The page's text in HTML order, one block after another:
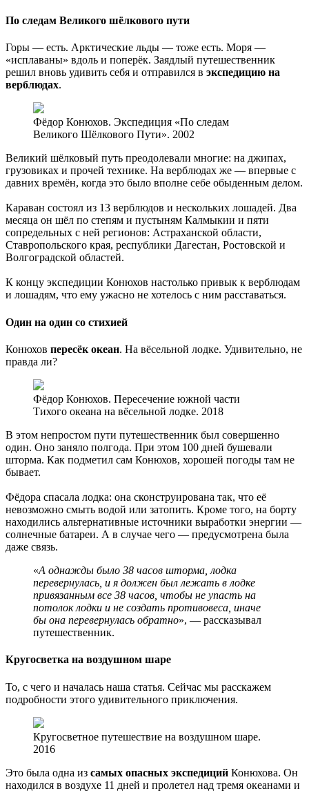
По следам Великого шёлкового пути
Горы — есть. Арктические льды — тоже есть. Моря —
«исплаваны» вдоль и поперёк. Заядлый путешественник
решил вновь удивить себя и отправился в экспедицию на
верблюдах.
Фёдор Конюхов. Экспедиция «По следам
Великого Шёлкового Пути». 2002
Великий шёлковый путь преодолевали многие: на джипах,
грузовиках и прочей технике. На верблюдах же — впервые с
давних времён, когда это было вполне себе обыденным делом.
Караван состоял из 13 верблюдов и нескольких лошадей. Два
месяца он шёл по степям и пустыням Калмыкии и пяти
сопредельных с ней регионов: Астраханской области,
Ставропольского края, республики Дагестан, Ростовской и
Волгоградской областей.
К концу экспедиции Конюхов настолько привык к верблюдам
и лошадям, что ему ужасно не хотелось с ним расставаться.
Один на один со стихией
Конюхов пересёк океан. На вёсельной лодке. Удивительно, не
правда ли?
Фёдор Конюхов. Пересечение южной части
Тихого океана на вёсельной лодке. 2018
В этом непростом пути путешественник был совершенно
один. Оно заняло полгода. При этом 100 дней бушевали
шторма. Как подметил сам Конюхов, хорошей погоды там не
бывает.
Фёдора спасала лодка: она сконструирована так, что её
невозможно смыть водой или затопить. Кроме того, на борту
находились альтернативные источники выработки энергии —
солнечные батареи. А в случае чего — предусмотрена была
даже связь.
«А однажды было 38 часов шторма, лодка
перевернулась, и я должен был лежать в лодке
привязанным все 38 часов, чтобы не упасть на
потолок лодки и не создать противовеса, иначе
бы она перевернулась обратно», — рассказывал
путешественник.
Кругосветка на воздушном шаре
То, с чего и началась наша статья. Сейчас мы расскажем
подробности этого удивительного приключения.
Кругосветное путешествие на воздушном шаре.
2016
Это была одна из самых опасных экспедиций Конюхова. Он
находился в воздухе 11 дней и пролетел над тремя океанами и